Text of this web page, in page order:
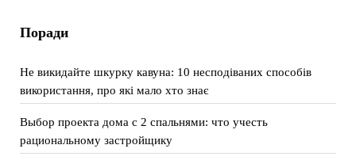
Поради
Не викидайте шкурку кавуна: 10 несподіваних способів
використання, про які мало хто знає
Выбор проекта дома с 2 спальнями: что учесть
рациональному застройщику